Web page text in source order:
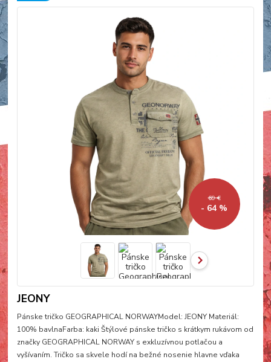
69 €
- 64 %
JEONY
Pánske tričko GEOGRAPHICAL NORWAYModel: JEONY Materiál:
100% bavlnaFarba: kaki Štýlové pánske tričko s krátkym rukávom od
značky GEOGRAPHICAL NORWAY s exkluzívnou potlačou a
vyšívaním. Tričko sa skvele hodí na bežné nosenie hlavne vďaka